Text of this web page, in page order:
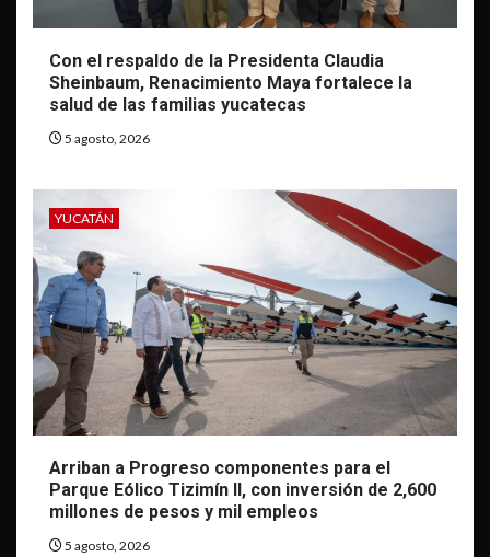
Con el respaldo de la Presidenta Claudia
Sheinbaum, Renacimiento Maya fortalece la
salud de las familias yucatecas
5 agosto, 2026
YUCATÁN
Arriban a Progreso componentes para el
Parque Eólico Tizimín II, con inversión de 2,600
millones de pesos y mil empleos
5 agosto, 2026